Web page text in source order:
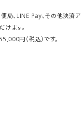
局、LINE Pay、その他決済ア
けます。
円（税込）です。